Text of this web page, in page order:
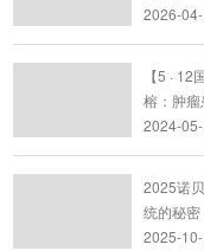
2026-
【5 ·
榕：肿瘤
2024-
2025诺
统的秘密
2025-